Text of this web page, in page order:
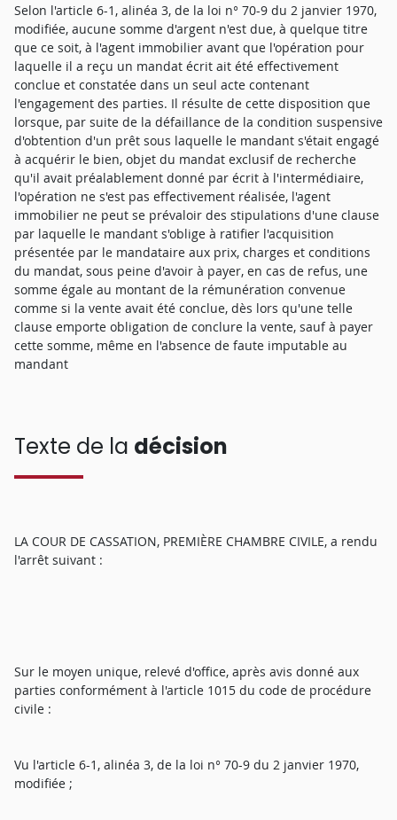
Selon l'article 6-1, alinéa 3, de la loi n° 70-9 du 2 janvier 1970,
modifiée, aucune somme d'argent n'est due, à quelque titre
que ce soit, à l'agent immobilier avant que l'opération pour
laquelle il a reçu un mandat écrit ait été effectivement
conclue et constatée dans un seul acte contenant
l'engagement des parties. Il résulte de cette disposition que
lorsque, par suite de la défaillance de la condition suspensive
d'obtention d'un prêt sous laquelle le mandant s'était engagé
à acquérir le bien, objet du mandat exclusif de recherche
qu'il avait préalablement donné par écrit à l'intermédiaire,
l'opération ne s'est pas effectivement réalisée, l'agent
immobilier ne peut se prévaloir des stipulations d'une clause
par laquelle le mandant s'oblige à ratifier l'acquisition
présentée par le mandataire aux prix, charges et conditions
du mandat, sous peine d'avoir à payer, en cas de refus, une
somme égale au montant de la rémunération convenue
comme si la vente avait été conclue, dès lors qu'une telle
clause emporte obligation de conclure la vente, sauf à payer
cette somme, même en l'absence de faute imputable au
mandant
Texte de la décision
LA COUR DE CASSATION, PREMIÈRE CHAMBRE CIVILE, a rendu
l'arrêt suivant :
Sur le moyen unique, relevé d'office, après avis donné aux
parties conformément à l'article 1015 du code de procédure
civile :
Vu l'article 6-1, alinéa 3, de la loi n° 70-9 du 2 janvier 1970,
modifiée ;